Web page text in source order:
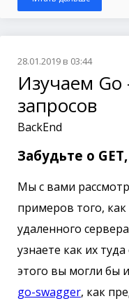
28.01.2019 в 03:44
Изучаем Go
запросов
BackEnd
Забудьте о
Мы с вами
примеров того,
удаленного
узнаете как их
этого вы могли бы
go-swagger, как